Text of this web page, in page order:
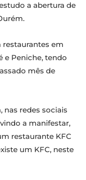
a abertura de
em
e Peniche, tendo
mês de
nas redes sociais
a manifestar,
restaurante KFC
um KFC, neste